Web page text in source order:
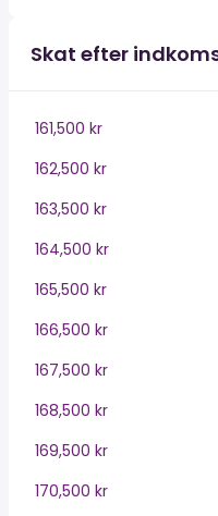
Skat efter
161,500 kr
162,500 kr
163,500 kr
164,500 kr
165,500 kr
166,500 kr
167,500 kr
168,500 kr
169,500 kr
170,500 kr